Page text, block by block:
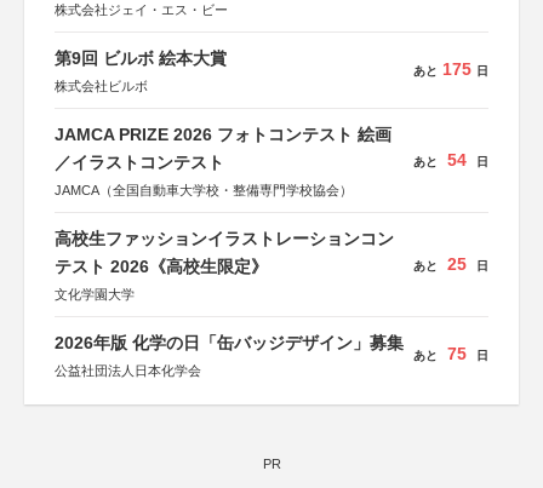
株式会社ジェイ・エス・ビー
第9回 ビルボ 絵本大賞
株式会社ビルボ
あと 175 日
JAMCA PRIZE 2026 フォトコンテスト 絵画
／イラストコンテスト
JAMCA（全国自動車大学校・整備専門学校協会）
あと 54 日
高校生ファッションイラストレーションコン
テスト 2026《高校生限定》
文化学園大学
あと 25 日
2026年版 化学の日「缶バッジデザイン」募集
公益社団法人日本化学会
あと 75 日
PR